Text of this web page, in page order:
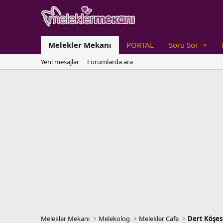
Melekler Mekanı PORTAL Soru Sor
Yeni mesajlar Forumlarda ara
Melekler Mekanı Melekolog Melekler Cafe Dert